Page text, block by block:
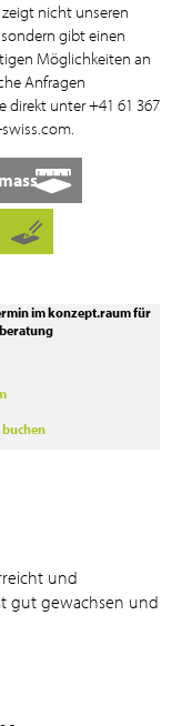
nicht unseren
gibt einen
Möglichkeiten an
Anfragen
direkt unter +41 61 367
im konzept.raum für
und
gut gewachsen und